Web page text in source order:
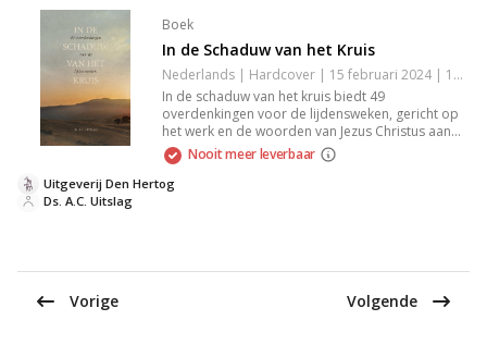
Boek
In de Schaduw van het Kruis
Nederlands | Hardcover | 15 februari 2024 | 160 pagina's | 9789033132766
In de schaduw van het kruis biedt 49
overdenkingen voor de lijdensweken, gericht op
het werk en de woorden van Jezus Christus aan
het kruis. Het boek belicht de betekenis van
Christus' kruisiging als fundament van zaligheid
en nodigt je uit in de veilige schaduw van het kruis
Nooit meer leverbaar
Ds. A.C. Uitslag
Uitgeverij Den Hertog
Vorige Volgende